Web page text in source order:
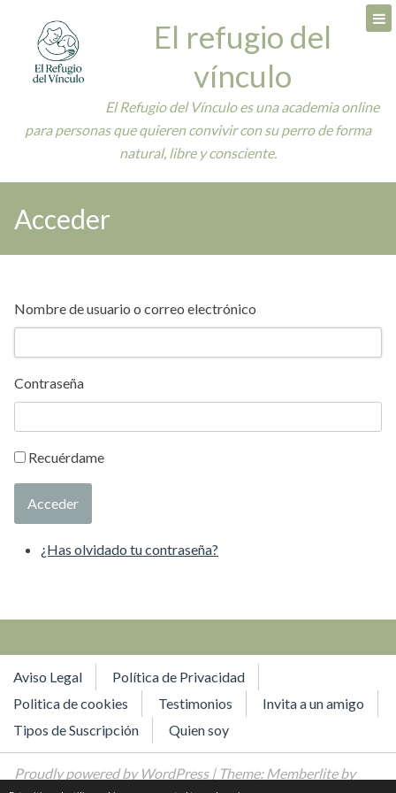
content
El refugio del
vínculo
El Refugio del Vínculo es una academia online
para personas que quieren convivir con su perro de forma
natural, libre y consciente.
Acceder
Nombre de usuario o correo electrónico
Contraseña
Recuérdame
Acceder
¿Has olvidado tu contraseña?
Aviso Legal
Política de Privacidad
Politica de cookies
Testimonios
Invita a un amigo
Tipos de Suscripción
Quien soy
Proudly powered by WordPress| Theme: Memberlite by